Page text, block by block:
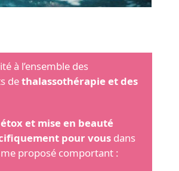
à l’ensemble des
dethalassothérapie et des
et mise en beauté
pour vous dans
proposé comportant :